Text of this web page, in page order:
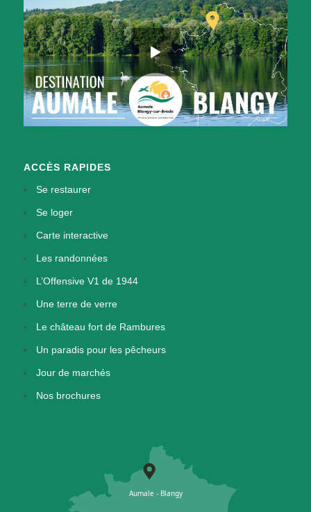
ACCÈS RAPIDES
Se restaurer
Se loger
Carte interactive
Les randonnées
L’Offensive V1 de 1944
Une terre de verre
Le château fort de Rambures
Un paradis pour les pêcheurs
Jour de marchés
Nos brochures